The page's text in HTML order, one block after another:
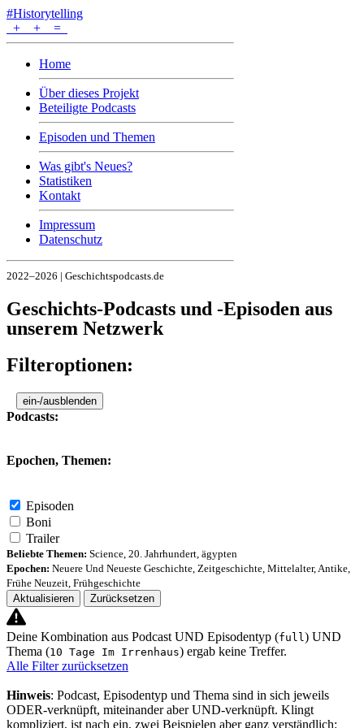
#Historytelling
+
+ =
Home
Über dieses Projekt
Beteiligte Podcasts
Episoden und Themen
Was gibt's Neues?
Statistiken
Kontakt
Impressum
Datenschutz
2022–2026 | Geschichtspodcasts.de
Geschichts-Podcasts und -Episoden aus
unserem Netzwerk
Filteroptionen:
ein-/ausblenden
Podcasts:
Epochen, Themen:
Episoden
Boni
Trailer
Beliebte Themen: Science 20. Jahrhundert ägypten
Epochen: Neuere Und Neueste Geschichte Zeitgeschichte Mittelalter, Antike
Frühe Neuzeit Frühgeschichte
Aktualisieren
Zurücksetzen
Deine Kombination aus Podcast UND Episodentyp (full ) UND
Thema (10 Tage Im Irrenhaus) ergab keine Treffer.
Alle Filter zurücksetzen
Hinweis: Podcast, Episodentyp und Thema sind in sich jeweils
ODER-verknüpft, miteinander aber UND-verknüpft. Klingt
kompliziert, ist nach ein, zwei Beispielen aber ganz verständlich: